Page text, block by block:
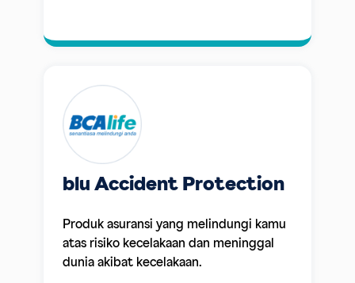
blu Accident Protection
Produk asuransi yang melindungi kamu
atas risiko kecelakaan dan meninggal
dunia akibat kecelakaan.